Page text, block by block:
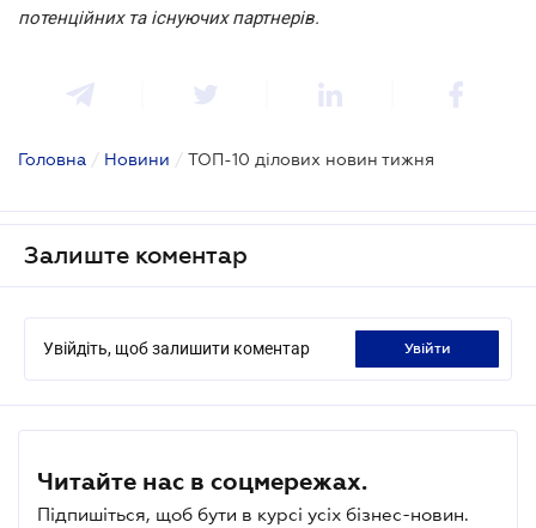
потенційних та існуючих партнерів.
Головна / Новини / ТОП-10 ділових новин тижня
Залиште коментар
Увійдіть, щоб залишити коментар увійти
Читайте нас в соцмережах.
Підпишіться, щоб бути в курсі усіх бізнес-новин.